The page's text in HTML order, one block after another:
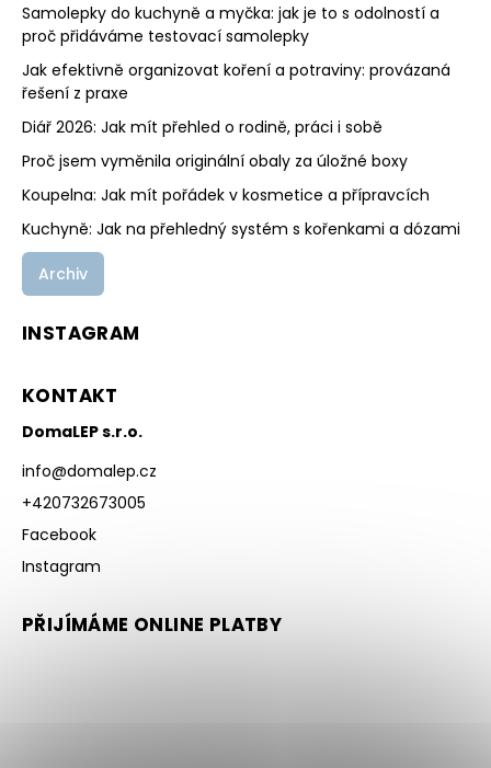
Samolepky do kuchyně a myčka: jak je to s odolností a
proč přidáváme testovací samolepky
Jak efektivně organizovat koření a potraviny: provázaná
řešení z praxe
Diář 2026: Jak mít přehled o rodině, práci i sobě
Proč jsem vyměnila originální obaly za úložné boxy
Koupelna: Jak mít pořádek v kosmetice a přípravcích
Kuchyně: Jak na přehledný systém s kořenkami a dózami
Archiv
INSTAGRAM
KONTAKT
DomaLEP s.r.o.
info@domalep.cz
+420732673005
Facebook
Instagram
PŘIJÍMÁME ONLINE PLATBY